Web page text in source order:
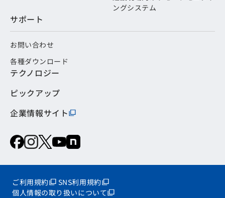
ングシステム
サポート
お問い合わせ
各種ダウンロード
テクノロジー
ピックアップ
企業情報サイト
ご利用規約
SNS利用規約
個人情報の取り扱いについて